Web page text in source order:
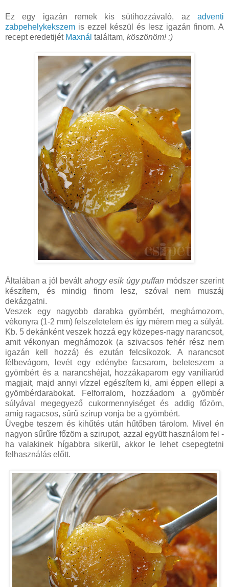
Ez egy igazán remek kis sütihozzávaló, az adventi
zabpehelykekszem is ezzel készül és lesz igazán finom. A
recept eredetijét Maxnál találtam, köszönöm! :)
Általában a jól bevált ahogy esik úgy puffan módszer szerint
készítem, és mindig finom lesz, szóval nem muszáj
dekázgatni.
Veszek egy nagyobb darabka gyömbért, meghámozom,
vékonyra (1-2 mm) felszeletelem és így mérem meg a súlyát.
Kb. 5 dekánként veszek hozzá egy közepes-nagy narancsot,
amit vékonyan meghámozok (a szivacsos fehér rész nem
igazán kell hozzá) és ezután felcsíkozok. A narancsot
félbevágom, levét egy edénybe facsarom, beleteszem a
gyömbért és a narancshéjat, hozzákaparom egy vaníliarúd
magjait, majd annyi vízzel egészítem ki, ami éppen ellepi a
gyömbérdarabokat. Felforralom, hozzáadom a gyömbér
súlyával megegyező cukormennyiséget és addig főzöm,
amíg ragacsos, sűrű szirup vonja be a gyömbért.
Üvegbe teszem és kihűtés után hűtőben tárolom. Mivel én
nagyon sűrűre főzöm a szirupot, azzal együtt használom fel -
ha valakinek hígabbra sikerül, akkor le lehet csepegtetni
felhasználás előtt.